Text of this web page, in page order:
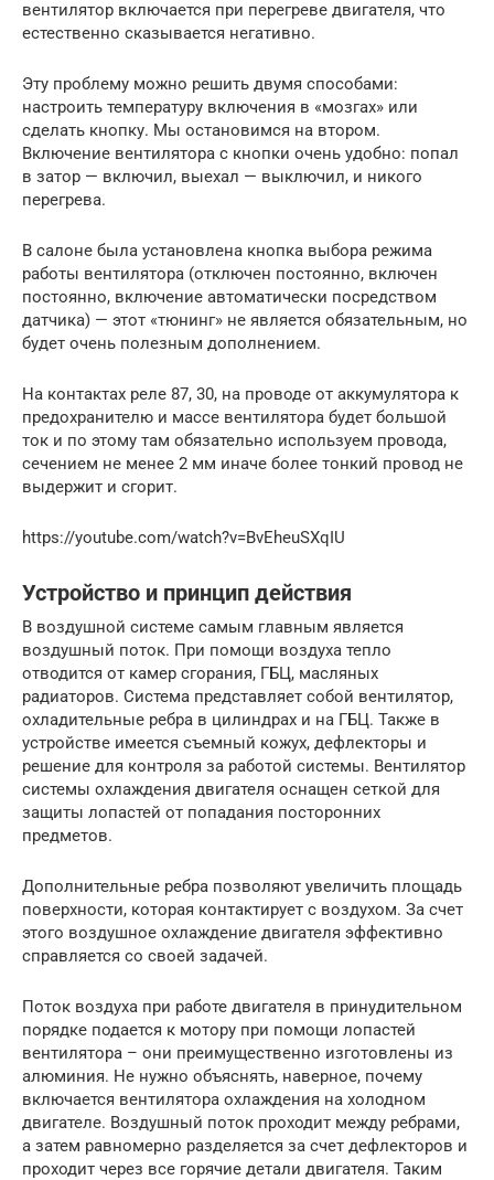
вентилятор включается при перегреве двигателя, что
естественно сказывается негативно.
Эту проблему можно решить двумя способами:
настроить температуру включения в «мозгах» или
сделать кнопку. Мы остановимся на втором.
Включение вентилятора с кнопки очень удобно: попал
в затор — включил, выехал — выключил, и никого
перегрева.
В салоне была установлена кнопка выбора режима
работы вентилятора (отключен постоянно, включен
постоянно, включение автоматически посредством
датчика) — этот «тюнинг» не является обязательным, но
будет очень полезным дополнением.
На контактах реле 87, 30, на проводе от аккумулятора к
предохранителю и массе вентилятора будет большой
ток и по этому там обязательно используем провода,
сечением не менее 2 мм иначе более тонкий провод не
выдержит и сгорит.
https://youtube.com/watch?v=BvEheuSXqIU
Устройство и принцип действия
В воздушной системе самым главным является
воздушный поток. При помощи воздуха тепло
отводится от камер сгорания, ГБЦ, масляных
радиаторов. Система представляет собой вентилятор,
охладительные ребра в цилиндрах и на ГБЦ. Также в
устройстве имеется съемный кожух, дефлекторы и
решение для контроля за работой системы. Вентилятор
системы охлаждения двигателя оснащен сеткой для
защиты лопастей от попадания посторонних
предметов.
Дополнительные ребра позволяют увеличить площадь
поверхности, которая контактирует с воздухом. За счет
этого воздушное охлаждение двигателя эффективно
справляется со своей задачей.
Поток воздуха при работе двигателя в принудительном
порядке подается к мотору при помощи лопастей
вентилятора – они преимущественно изготовлены из
алюминия. Не нужно объяснять, наверное, почему
включается вентилятора охлаждения на холодном
двигателе. Воздушный поток проходит между ребрами,
а затем равномерно разделяется за счет дефлекторов и
проходит через все горячие детали двигателя. Таким